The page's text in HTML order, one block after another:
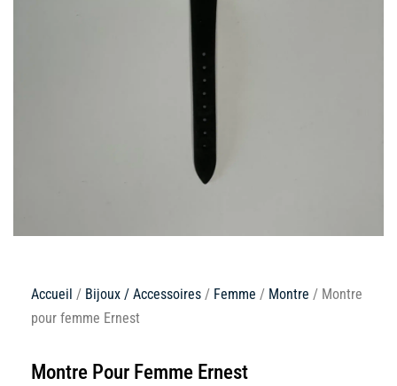
Accueil / Bijoux / Accessoires / Femme / Montre / Montre
pour femme Ernest
Montre Pour Femme Ernest